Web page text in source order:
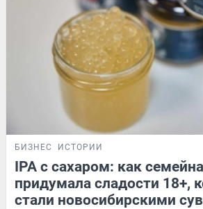
БИЗНЕС ИСТОРИИ
IPA с сахаром: как
придумала сладости 18+,
стали новосибирскими